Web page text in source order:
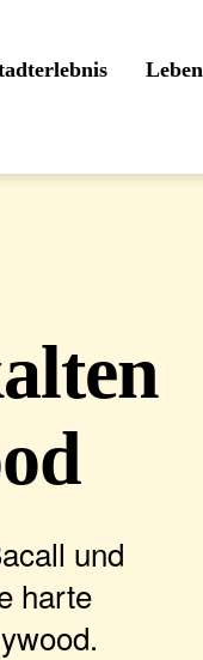
Leben
und
harte